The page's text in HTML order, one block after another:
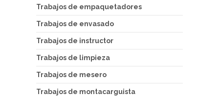
Trabajos de empaquetadores
Trabajos de envasado
Trabajos de instructor
Trabajos de limpieza
Trabajos de mesero
Trabajos de montacarguista